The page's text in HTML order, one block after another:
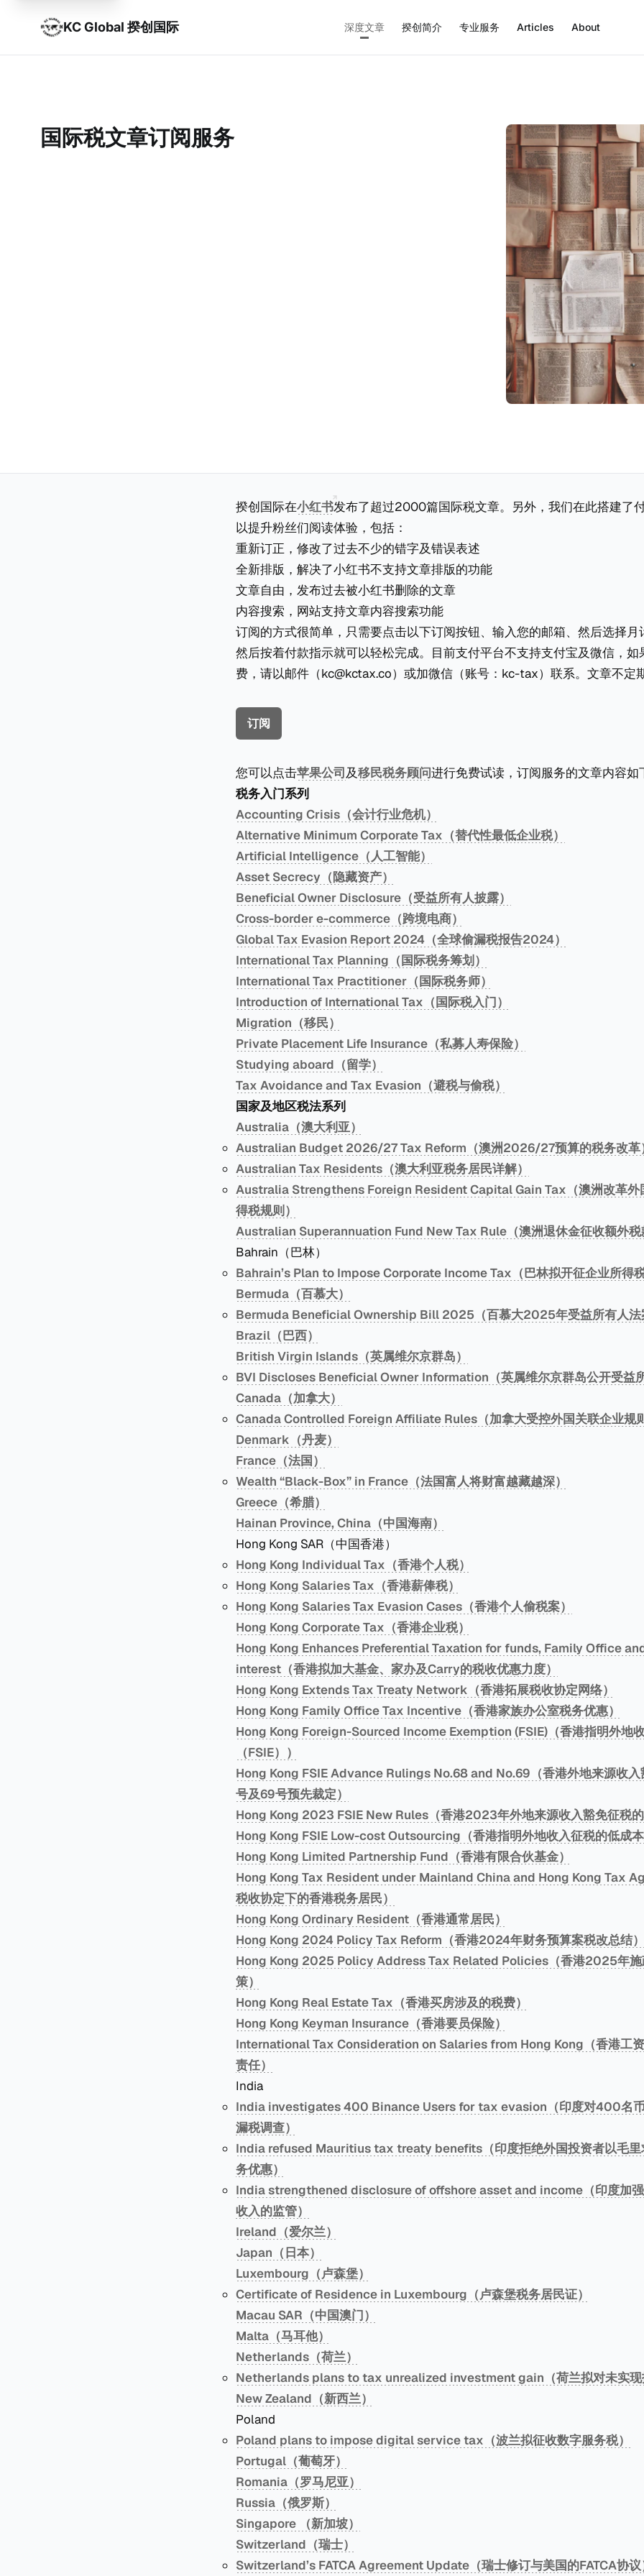
KC Global 揆创国际 深度文章 揆创简介 专业服务 Articles About
国际税文章订阅服务
揆创国际在小红书发布了超过2000篇国际税文章。另外，我们在此搭建了
以提升粉丝们阅读体验，包括：
重新订正，修改了过去不少的错字及错误表述
全新排版，解决了小红书不支持文章排版的功能
文章自由，发布过去被小红书删除的文章
内容搜索，网站支持文章内容搜索功能
订阅的方式很简单，只需要点击以下订阅按钮、输入您的邮箱、然后选择月
然后按着付款指示就可以轻松完成。目前支付平台不支持支付宝及微信，如
费，请以邮件（kc@kctax.co）或加微信（账号：kc-tax）联系。文章不定
订阅
您可以点击苹果公司 及移民税务顾问进行免费试读，订阅服务的文章内容如
税务入门系列
Accounting Crisis（会计行业危机）
Alternative Minimum Corporate Tax（替代性最低企业税）
Artificial Intelligence（人工智能）
Asset Secrecy（隐藏资产）
Beneficial Owner Disclosure（受益所有人披露）
Cross-border e-commerce（跨境电商）
Global Tax Evasion Report 2024（全球偷漏税报告2024）
International Tax Planning（国际税务筹划）
International Tax Practitioner（国际税务师）
Introduction of International Tax（国际税入门）
Migration（移民）
Private Placement Life Insurance（私募人寿保险）
Studying aboard（留学）
Tax Avoidance and Tax Evasion（避税与偷税）
国家及地区税法系列
Australia（澳大利亚）
Australian Budget 2026/27 Tax Reform（澳洲2026/27预算的税务改革
Australian Tax Residents（澳大利亚税务居民详解）
Australia Strengthens Foreign Resident Capital Gain Tax（澳洲改革外
得税规则）
Australian Superannuation Fund New Tax Rule（澳洲退休金征收额外税
Bahrain（巴林）
Bahrain’s Plan to Impose Corporate Income Tax（巴林拟开征企业所得税
Bermuda（百慕大）
Bermuda Beneficial Ownership Bill 2025（百慕大2025年受益所有人法
Brazil（巴西）
British Virgin Islands（英属维尔京群岛）
BVI Discloses Beneficial Owner Information（英属维尔京群岛公开受益所
Canada（加拿大）
Canada Controlled Foreign Affiliate Rules（加拿大受控外国关联企业规则
Denmark（丹麦）
France（法国）
Wealth “Black-Box” in France（法国富人将财富越藏越深）
Greece（希腊）
Hainan Province, China（中国海南）
Hong Kong SAR（中国香港）
Hong Kong Individual Tax（香港个人税）
Hong Kong Salaries Tax（香港薪俸税）
Hong Kong Salaries Tax Evasion Cases（香港个人偷税案）
Hong Kong Corporate Tax（香港企业税）
Hong Kong Enhances Preferential Taxation for funds, Family Office
interest（香港拟加大基金、家办及Carry的税收优惠力度）
Hong Kong Extends Tax Treaty Network（香港拓展税收协定网络）
Hong Kong Family Office Tax Incentive（香港家族办公室税务优惠）
Hong Kong Foreign-Sourced Income Exemption (FSIE)（香港指明外地
（FSIE））
Hong Kong FSIE Advance Rulings No.68 and No.69（香港外地来源收
号及69号预先裁定）
Hong Kong 2023 FSIE New Rules（香港2023年外地来源收入豁免征税的
Hong Kong FSIE Low-cost Outsourcing（香港指明外地收入征税的低成本
Hong Kong Limited Partnership Fund（香港有限合伙基金）
Hong Kong Tax Resident under Mainland China and Hong Kong Tax
税收协定下的香港税务居民）
Hong Kong Ordinary Resident（香港通常居民）
Hong Kong 2024 Policy Tax Reform（香港2024年财务预算案税改总结）
Hong Kong 2025 Policy Address Tax Related Policies（香港2025年施
策）
Hong Kong Real Estate Tax（香港买房涉及的税费）
Hong Kong Keyman Insurance（香港要员保险）
International Tax Consideration on Salaries from Hong Kong（香港工
责任）
India
India investigates 400 Binance Users for tax evasion（印度对400名
漏税调查）
India refused Mauritius tax treaty benefits（印度拒绝外国投资者以毛里
务优惠）
India strengthened disclosure of offshore asset and income（印度加强
收入的监管）
Ireland（爱尔兰）
Japan（日本）
Luxembourg（卢森堡）
Certificate of Residence in Luxembourg（卢森堡税务居民证）
Macau SAR（中国澳门）
Malta（马耳他）
Netherlands（荷兰）
Netherlands plans to tax unrealized investment gain（荷兰拟对未实现
New Zealand（新西兰）
Poland
Poland plans to impose digital service tax（波兰拟征收数字服务税）
Portugal（葡萄牙）
Romania（罗马尼亚）
Russia（俄罗斯）
Singapore （新加坡）
Switzerland（瑞士）
Switzerland’s FATCA Agreement Update（瑞士修订与美国的FATCA协议